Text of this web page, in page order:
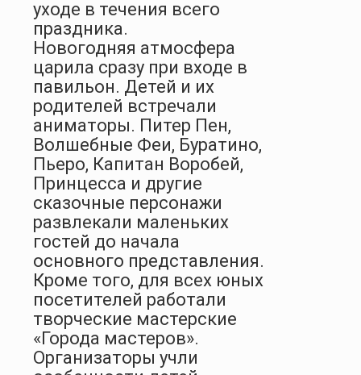
уходе в течения всего
праздника.
Новогодняя атмосфера
царила сразу при входе в
павильон. Детей и их
родителей встречали
аниматоры. Питер Пен,
Волшебные Феи, Буратино,
Пьеро, Капитан Воробей,
Принцесса и другие
сказочные персонажи
развлекали маленьких
гостей до начала
основного представления.
Кроме того, для всех юных
посетителей работали
творческие мастерские
«Города мастеров».
Организаторы учли